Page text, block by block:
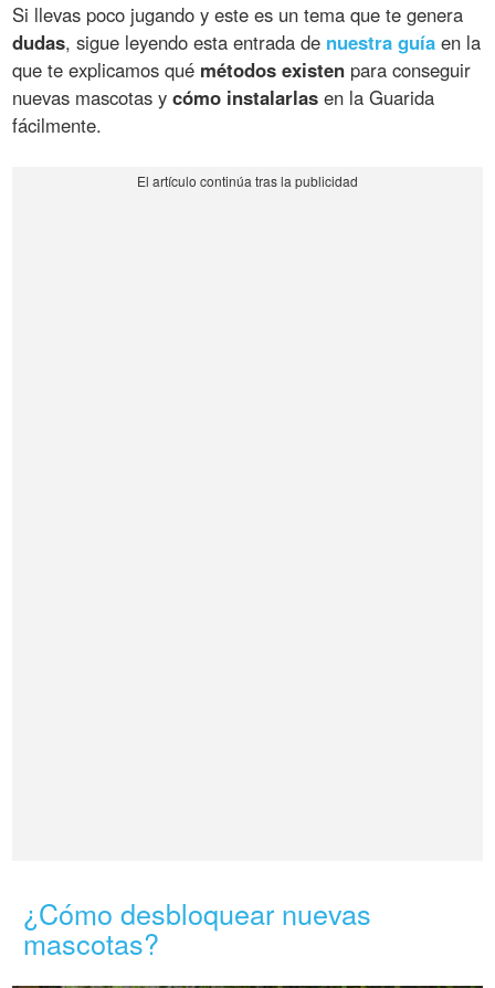
Si llevas poco jugando y este es un tema que te genera
dudas, sigue leyendo esta entrada de nuestra guía en la
que te explicamos qué métodos existen para conseguir
nuevas mascotas ycómo instalarlas en la Guarida
fácilmente.
¿Cómo desbloquear nuevas
mascotas?